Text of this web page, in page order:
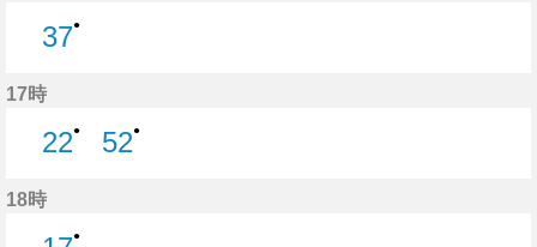
37●
17時
22●
52●
18時
●